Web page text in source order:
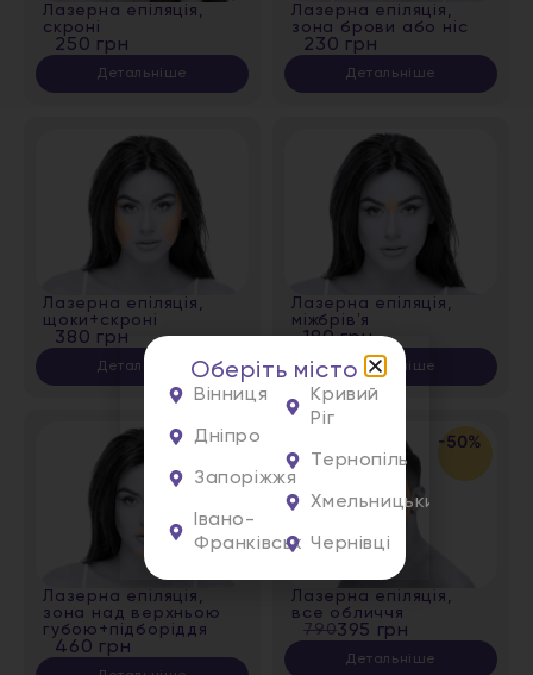
Лазерна епіляція,
скроні
250 грн
Детальніше
Лазерна епіляція,
зона брови або ніс
230 грн
Детальніше
Лазерна епіляція,
щоки+скроні
380 грн
Детальніше
Лазерна епіляція,
міжбрівʼя
180 грн
Детальніше
Лазерна епіляція,
зона над верхньою
губою+підборіддя
460 грн
Лазерна епіляція,
все обличчя
790395 грн
Детальніше
-50%
Оберіть місто
Вінниця
Дніпро
Запоріжжя
Івано-
Франківськ
Кривий
Ріг
Тернопіль
Хмельницький
Чернівці